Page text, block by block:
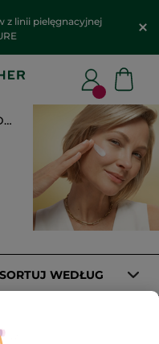
z linii pielęgnacyjnej
RODZAJ PIELĘGNACJI
SORTUJ WEDŁUG